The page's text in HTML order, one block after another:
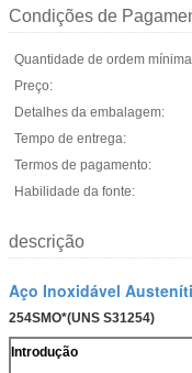
Condições de
Quantidade de ordem
Preço:
Detalhes da embalagem:
Tempo de entrega:
Termos de pagamento:
Habilidade da fonte:
descrição
Aço Inoxidável
254SMO*(UNS S31254)
Introdução